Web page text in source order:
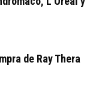
de Ray Thera